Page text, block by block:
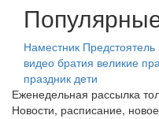
Наместник Предстоятель
видео братия великие
праздник дети
Еженедельная рассылка
Новости, расписание,